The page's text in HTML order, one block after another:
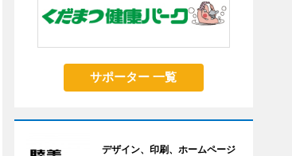
サポーター 一覧
デザイン、印刷、ホームページ